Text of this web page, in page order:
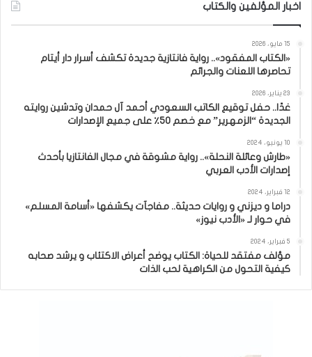
اخبار المؤلفين والكتاب
15 مايو، 2026
«الكتاب المفقود».. رواية فانتازية جديدة تكشف أسرار دار أيتام
تحاصرها اللعنات والجرائم
23 يناير، 2026
غدًا.. حفل توقيع الكاتب السعودي أحمد آل حمدان وتدشين روايته
الجديدة “الزمهرير” مع خصم 50٪ على جميع الإصدارات
10 يونيو، 2024
«طارش وعائلة النحلة».. رواية مشوقة في مجال الفانتازيا بأحدث
إصدارات الأدب العربي
12 فبراير، 2024
دراما و ديزني و روايات حديثة.. مفاجآت يكشفها «أسامة المسلم»
في حوار لـ «الأدب نيوز»
5 فبراير، 2024
مؤلف مفتقد للحياة: الكتاب يوضح أعراض الاكتئاب و يرشد صحابه
كيفية التحول من الكراهية لحب الذات